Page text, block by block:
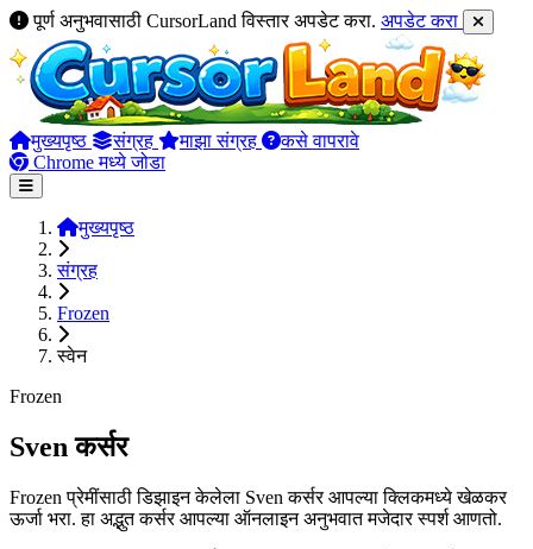
पूर्ण अनुभवासाठी CursorLand विस्तार अपडेट करा. अपडेट करा
मुख्यपृष्ठ संग्रह माझा संग्रह
कसे वापरावे
Chrome मध्ये जोडा
मुख्यपृष्ठ
संग्रह
Frozen
स्वेन
Frozen
Sven कर्सर
Frozen प्रेमींसाठी डिझाइन केलेला Sven कर्सर आपल्या क्लिकमध्ये खेळकर
ऊर्जा भरा. हा अद्भुत कर्सर आपल्या ऑनलाइन अनुभवात मजेदार स्पर्श आणतो.